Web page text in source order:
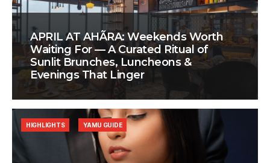
APRIL AT AHÃRA: Weekends Worth
Waiting For — A Curated Ritual of
Sunlit Brunches, Luncheons &
Evenings That Linger
HIGHLIGHTS YAMU GUIDE